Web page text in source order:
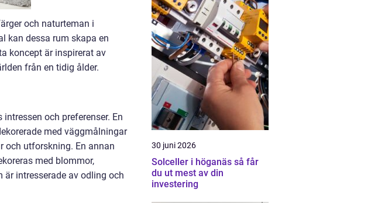
och naturteman i
kan dessa rum skapa en
koncept är inspirerat av
från en tidig ålder.
och preferenser. En
med väggmålningar
och utforskning. En annan
med blommor,
är intresserade av odling och
30 juni 2026
Solceller i höganäs så får
du ut mest av din
investering